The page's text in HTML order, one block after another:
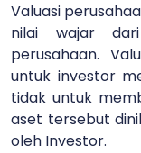
Valuasi
nilai wajar
perusahaan.
untuk investor
tidak untuk
aset tersebut
oleh Investor.